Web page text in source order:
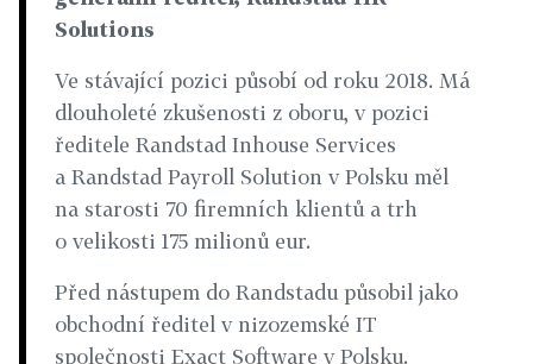
Solutions
Ve stávající pozici působí od roku 2018. Má
dlouholeté zkušenosti z oboru, v pozici
ředitele Randstad Inhouse Services
a Randstad Payroll Solution v Polsku měl
na starosti 70 firemních klientů a trh
o velikosti 175 milionů eur.
Před nástupem do Randstadu působil jako
obchodní ředitel v nizozemské IT
společnosti Exact Software v Polsku.